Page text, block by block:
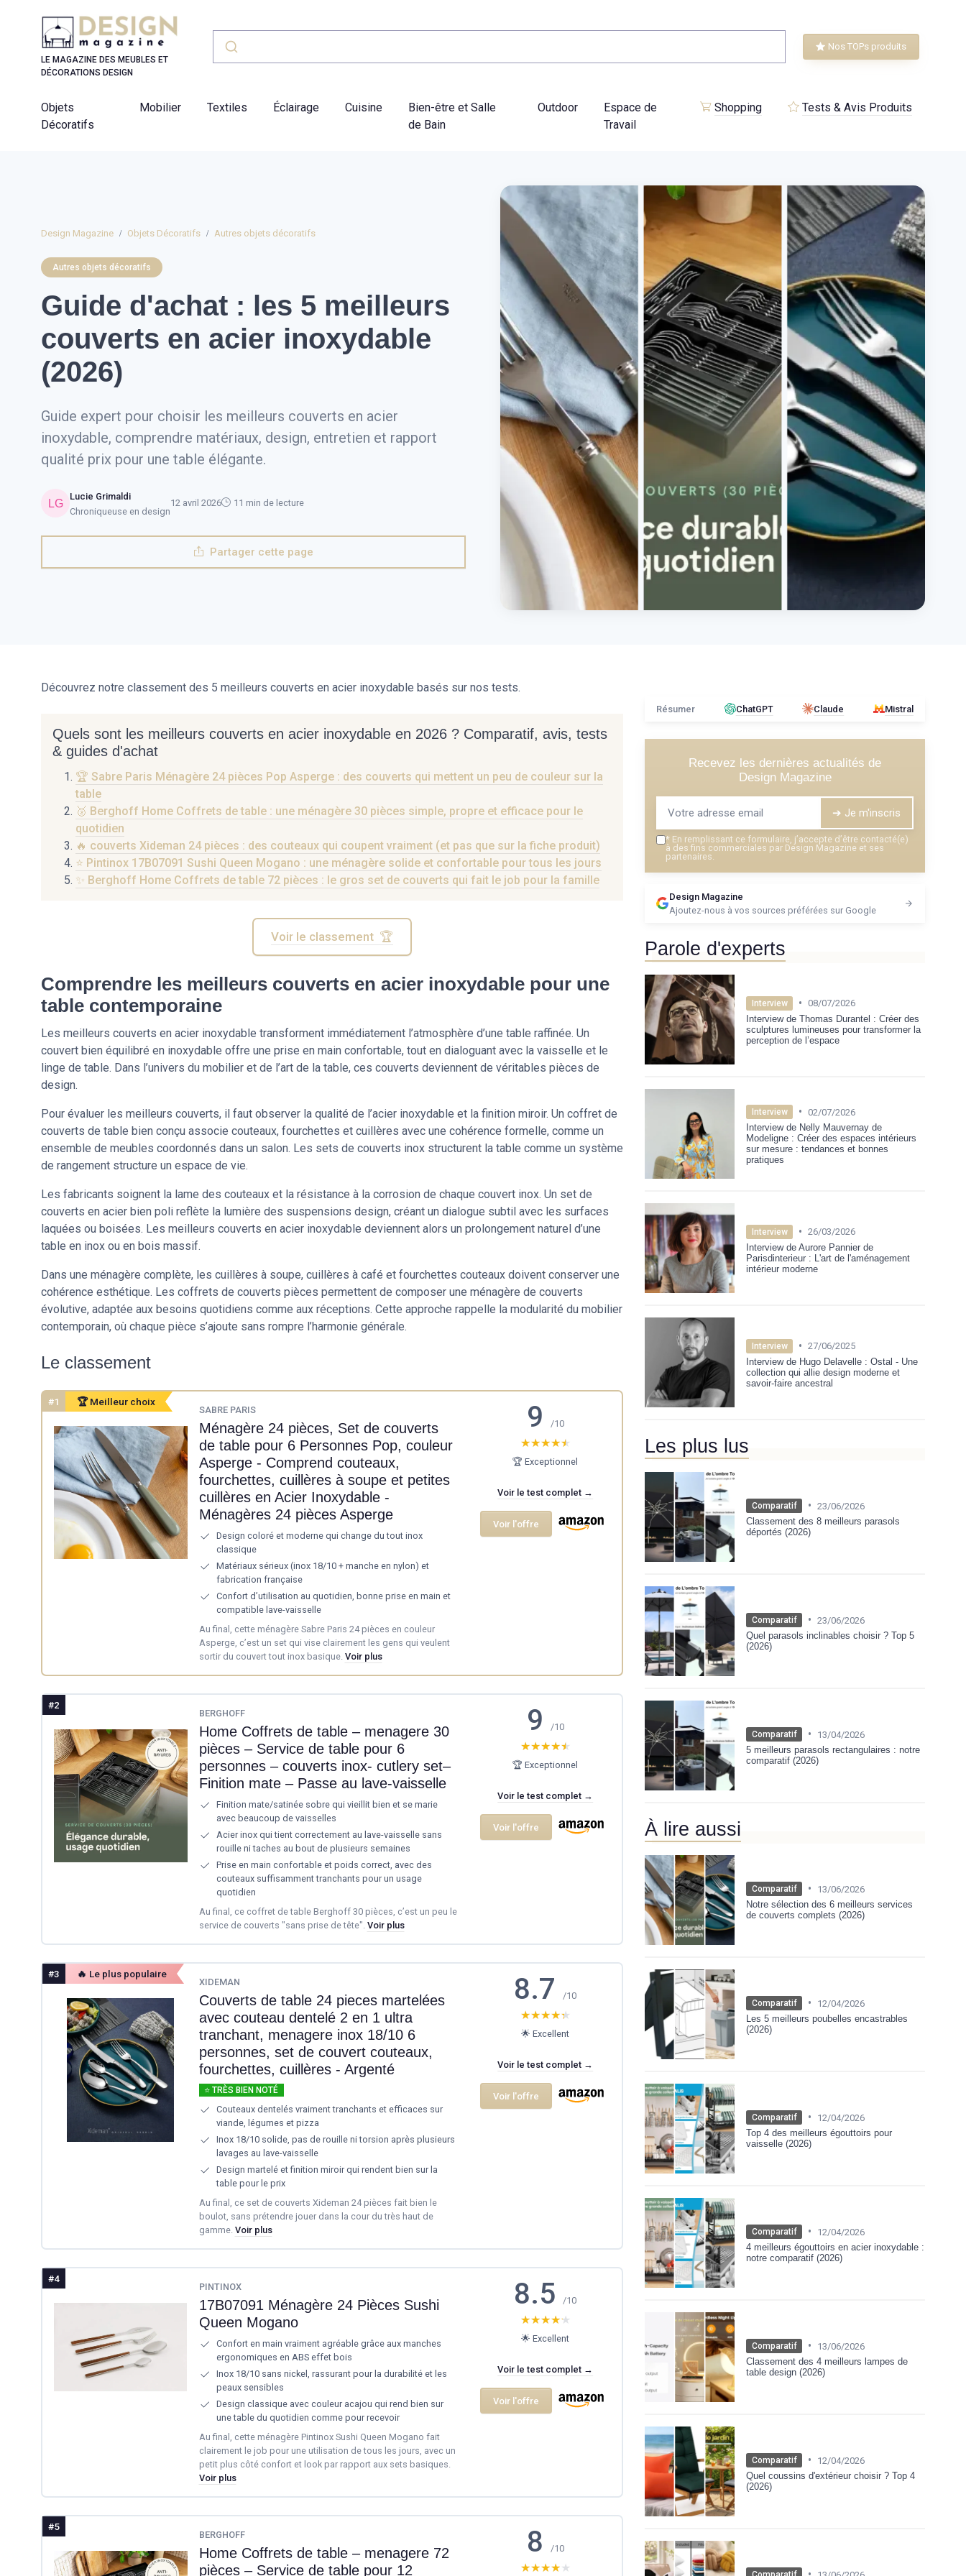
LE MAGAZINE DES MEUBLES ET
DÉCORATIONS DESIGN
Nos TOPs produits
Objets
Décoratifs
Mobilier Textiles Éclairage Cuisine
Bien-être et Salle
de Bain
Outdoor
Espace de
Travail
Shopping Tests & Avis Produits
Design Magazine Objets Décoratifs Autres objets décoratifs
Autres objets décoratifs
Guide d'achat : les 5 meilleurs
couverts en acier inoxydable
(2026)
Guide expert pour choisir les meilleurs couverts en acier
inoxydable, comprendre matériaux, design, entretien et rapport
qualité prix pour une table élégante.
Lucie Grimaldi
Chroniqueuse en design
12 avril 2026 11 min de lecture
Partager cette page
Découvrez notre classement des 5 meilleurs couverts en acier inoxydable basés sur nos tests.
Quels sont les meilleurs couverts en acier inoxydable en 2026 ? Comparatif, avis, tests
& guides d'achat
🏆 Sabre Paris Ménagère 24 pièces Pop Asperge : des couverts qui mettent un peu de couleur sur la
table
🥈 Berghoff Home Coffrets de table : une ménagère 30 pièces simple, propre et efficace pour le
quotidien
🔥 couverts Xideman 24 pièces : des couteaux qui coupent vraiment (et pas que sur la fiche produit)
⭐ Pintinox 17B07091 Sushi Queen Mogano : une ménagère solide et confortable pour tous les jours
✨ Berghoff Home Coffrets de table 72 pièces : le gros set de couverts qui fait le job pour la famille
Voir le classement 🏆
Comprendre les meilleurs couverts en acier inoxydable pour une
table contemporaine
Les meilleurs couverts en acier inoxydable transforment immédiatement l’atmosphère d’une table raffinée. Un
couvert bien équilibré en inoxydable offre une prise en main confortable, tout en dialoguant avec la vaisselle et le
linge de table. Dans l’univers du mobilier et de l’art de la table, ces couverts deviennent de véritables pièces de
design.
Pour évaluer les meilleurs couverts, il faut observer la qualité de l’acier inoxydable et la finition miroir. Un coffret de
couverts de table bien conçu associe couteaux, fourchettes et cuillères avec une cohérence formelle, comme un
ensemble de meubles coordonnés dans un salon. Les sets de couverts inox structurent la table comme un système
de rangement structure un espace de vie.
Les fabricants soignent la lame des couteaux et la résistance à la corrosion de chaque couvert inox. Un set de
couverts en acier bien poli reflète la lumière des suspensions design, créant un dialogue subtil avec les surfaces
laquées ou boisées. Les meilleurs couverts en acier inoxydable deviennent alors un prolongement naturel d’une
table en inox ou en bois massif.
Dans une ménagère complète, les cuillères à soupe, cuillères à café et fourchettes couteaux doivent conserver une
cohérence esthétique. Les coffrets de couverts pièces permettent de composer une ménagère de couverts
évolutive, adaptée aux besoins quotidiens comme aux réceptions. Cette approche rappelle la modularité du mobilier
contemporain, où chaque pièce s’ajoute sans rompre l’harmonie générale.
Le classement
#1 🏆 Meilleur choix
SABRE PARIS
Ménagère 24 pièces, Set de couverts
de table pour 6 Personnes Pop, couleur
Asperge - Comprend couteaux,
fourchettes, cuillères à soupe et petites
cuillères en Acier Inoxydable -
Ménagères 24 pièces Asperge
Design coloré et moderne qui change du tout inox
classique
Matériaux sérieux (inox 18/10 + manche en nylon) et
fabrication française
Confort d’utilisation au quotidien, bonne prise en main et
compatible lave-vaisselle
Au final, cette ménagère Sabre Paris 24 pièces en couleur
Asperge, c’est un set qui vise clairement les gens qui veulent
sortir du couvert tout inox basique. Voir plus
9 /10
★★★★★
★★★★★
🏆 Exceptionnel
Voir le test complet →
Voir l'offre
#2
BERGHOFF
Home Coffrets de table – menagere 30
pièces – Service de table pour 6
personnes – couverts inox- cutlery set–
Finition mate – Passe au lave-vaisselle
Finition mate/satinée sobre qui vieillit bien et se marie
avec beaucoup de vaisselles
Acier inox qui tient correctement au lave-vaisselle sans
rouille ni taches au bout de plusieurs semaines
Prise en main confortable et poids correct, avec des
couteaux suffisamment tranchants pour un usage
quotidien
Au final, ce coffret de table Berghoff 30 pièces, c’est un peu le
service de couverts "sans prise de tête". Voir plus
9 /10
★★★★★
★★★★★
🏆 Exceptionnel
Voir le test complet →
Voir l'offre
#3 🔥 Le plus populaire
XIDEMAN
Couverts de table 24 pieces martelées
avec couteau dentelé 2 en 1 ultra
tranchant, menagere inox 18/10 6
personnes, set de couvert couteaux,
fourchettes, cuillères - Argenté
⭐ TRÈS BIEN NOTÉ
Couteaux dentelés vraiment tranchants et efficaces sur
viande, légumes et pizza
Inox 18/10 solide, pas de rouille ni torsion après plusieurs
lavages au lave-vaisselle
Design martelé et finition miroir qui rendent bien sur la
table pour le prix
Au final, ce set de couverts Xideman 24 pièces fait bien le
boulot, sans prétendre jouer dans la cour du très haut de
gamme. Voir plus
8.7/10
★★★★★
★★★★★
🌟 Excellent
Voir le test complet →
Voir l'offre
#4
PINTINOX
17B07091 Ménagère 24 Pièces Sushi
Queen Mogano
Confort en main vraiment agréable grâce aux manches
ergonomiques en ABS effet bois
Inox 18/10 sans nickel, rassurant pour la durabilité et les
peaux sensibles
Design classique avec couleur acajou qui rend bien sur
une table du quotidien comme pour recevoir
Au final, cette ménagère Pintinox Sushi Queen Mogano fait
clairement le job pour une utilisation de tous les jours, avec un
petit plus côté confort et look par rapport aux sets basiques.
Voir plus
8.5/10
★★★★★
★★★★★
🌟 Excellent
Voir le test complet →
Voir l'offre
#5
BERGHOFF
Home Coffrets de table – menagere 72
pièces – Service de table pour 12
8 /10
★★★★★
★★★★★
Résumer ChatGPT Claude Mistral
Recevez les dernières actualités de
Design Magazine
➔ Je m'inscris
* En remplissant ce formulaire, j’accepte d’être contacté(e)
à des fins commerciales par Design Magazine et ses
partenaires.
Design Magazine
Ajoutez-nous à vos sources préférées sur Google
Parole d'experts
Interview • 08/07/2026
Interview de Thomas Durantel : Créer des
sculptures lumineuses pour transformer la
perception de l’espace
Interview • 02/07/2026
Interview de Nelly Mauvernay de
Modeligne : Créer des espaces intérieurs
sur mesure : tendances et bonnes
pratiques
Interview • 26/03/2026
Interview de Aurore Pannier de
Parisdinterieur : L'art de l'aménagement
intérieur moderne
Interview • 27/06/2025
Interview de Hugo Delavelle : Ostal - Une
collection qui allie design moderne et
savoir-faire ancestral
Les plus lus
Comparatif • 23/06/2026
Classement des 8 meilleurs parasols
déportés (2026)
Comparatif • 23/06/2026
Quel parasols inclinables choisir ? Top 5
(2026)
Comparatif •
13/04/2026
5 meilleurs parasols rectangulaires : notre
comparatif (2026)
À lire aussi
Comparatif •
13/06/2026
Notre sélection des 6 meilleurs services
de couverts complets (2026)
Comparatif •
12/04/2026
Les 5 meilleurs poubelles encastrables
(2026)
Comparatif •
12/04/2026
Top 4 des meilleurs égouttoirs pour
vaisselle (2026)
Comparatif •
12/04/2026
4 meilleurs égouttoirs en acier inoxydable :
notre comparatif (2026)
Comparatif •
13/06/2026
Classement des 4 meilleurs lampes de
table design (2026)
Comparatif •
12/04/2026
Quel coussins d'extérieur choisir ? Top 4
(2026)